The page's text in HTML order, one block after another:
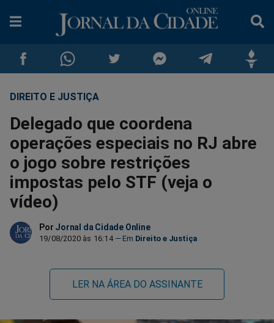
Compartilhar
no
Facebook
Compartilhar
no
Whatsapp
Compartilhar
no
Twitter
no
Messenger
no
Telegram
DIREITO E JUSTIÇA
Delegado que coordena
operações especiais no RJ abre
o jogo sobre restrições
impostas pelo STF (veja o
vídeo)
Por Jornal da Cidade Online
19/08/2020 às 16:14 Direito e Justiça
LER NA ÁREA DO ASSINANTE